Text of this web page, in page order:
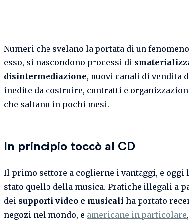
Numeri che svelano la portata di un
esso, si nascondono processi di
disintermediazione, nuovi canali di vendita
inedite da costruire, contratti e
che saltano in pochi mesi.
In principio toccò al CD
Il primo settore a coglierne i vantaggi, e oggi
stato quello della musica. Pratiche illegali a
dei supporti video e musicali ha portato
negozi nel mondo, e americane in particolare